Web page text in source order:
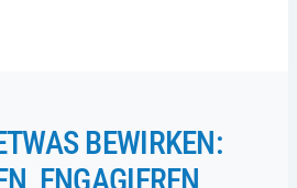
BEWIRKEN:
ENGAGIEREN,